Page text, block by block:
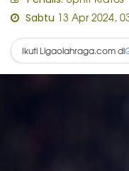
Sabtu 13 Apr 2024,
Ikuti Ligaolahraga.com di